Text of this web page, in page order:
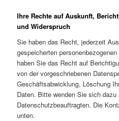
Ihre Rechte auf Auskunft,
und Widerspruch
Sie haben das Recht, jederzeit
gespeicherten
haben Sie das Recht auf
von der vorgeschriebenen
Geschäftsabwicklung, Löschung
Daten. Bitte wenden Sie sich dazu
Datenschutzbeauftragten. Die
unten.